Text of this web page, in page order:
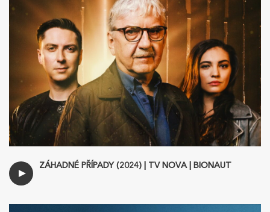
ZÁHADNÉ PŘÍPADY (2024) | TV NOVA | BIONAUT